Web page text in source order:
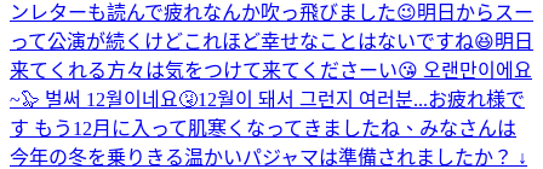
ンレターも読んで疲れなんか吹っ飛びました😉明日からスー
って公演が続くけどこれほど幸せなことはないですね😆明日
来てくれる方々は気をつけて来てくださーい😘 오랜만이에요
~🦭 벌써 12월이네요🤧12월이 돼서 그런지 여러분...お疲れ様で
す もう12月に入って肌寒くなってきましたね、みなさんは
今年の冬を乗りきる温かいパジャマは準備されましたか？ ↓